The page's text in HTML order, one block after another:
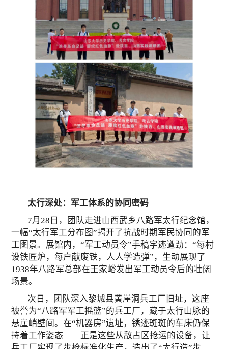
太行深处：军工体系的协同密码
7月28日，团队走进山西武乡八路军太行纪念馆，
一幅“太行军工分布图”揭开了抗战时期军民协同的军
工图景。展馆内，“军工动员令”手稿字迹遒劲：“每村
设铁匠炉，每户献废铁，人人学造弹”，生动展现了
1938年八路军总部在王家峪发出军工动员令后的壮阔
场景。
次日，团队深入黎城县黄崖洞兵工厂旧址，这座
被誉为“八路军军工摇篮”的兵工厂，藏于太行山脉的
悬崖峭壁间。在“机器房”遗址，锈迹斑斑的车床仍保
持着工作姿态——正是这些从敌占区抢运的设备，让